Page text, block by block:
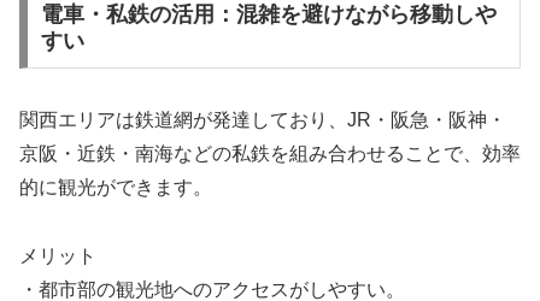
電車・私鉄の活用：混雑を避けながら移動しや
すい
関西エリアは鉄道網が発達しており、JR・阪急・阪神・
京阪・近鉄・南海などの私鉄を組み合わせることで、効率
的に観光ができます。
メリット
・都市部の観光地へのアクセスがしやすい。